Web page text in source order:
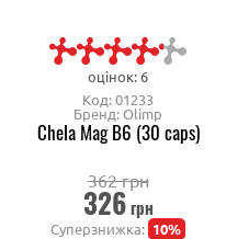
оцінок: 6
Код: 01233
Бренд: Olimp
Chela Mag B6 (30 caps)
362 грн
326грн
Суперзнижка: 10%